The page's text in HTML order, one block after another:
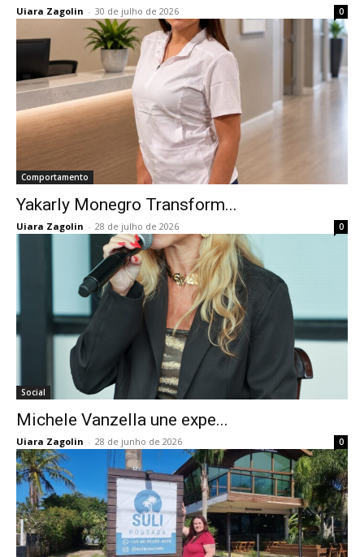
Uiara Zagolin - 30 de julho de 2026 0
Comportamento
Yakarly Monegro Transform...
Uiara Zagolin - 28 de julho de 2026 0
Social
Michele Vanzella une expe...
Uiara Zagolin - 28 de junho de 2026 0